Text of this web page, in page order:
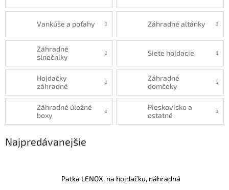
Vankúše a poťahy Záhradné altánky
Záhradné
slnečníky
Siete hojdacie
Hojdačky
záhradné
Záhradné
domčeky
Záhradné úložné
boxy
Pieskovisko a
ostatné
Najpredávanejšie
Patka LENOX, na hojdačku, náhradná